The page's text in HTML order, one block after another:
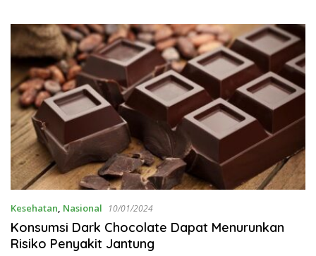
Kesehatan, Nasional 10/01/2024
Konsumsi Dark Chocolate Dapat Menurunkan
Risiko Penyakit Jantung